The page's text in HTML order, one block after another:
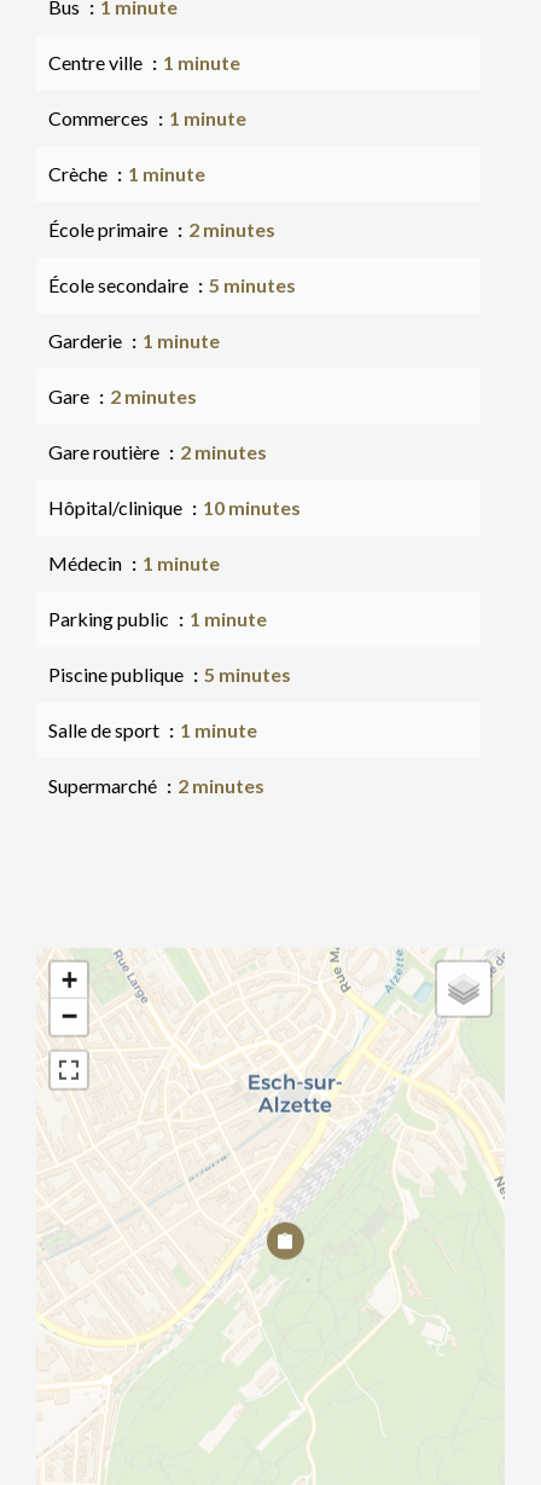
Bus 1 minute
Centre ville 1 minute
Commerces 1 minute
Crèche 1 minute
École primaire 2 minutes
École secondaire 5 minutes
Garderie 1 minute
Gare 2 minutes
Gare routière 2 minutes
Hôpital/clinique 10 minutes
Médecin 1 minute
Parking public 1 minute
Piscine publique 5 minutes
Salle de sport 1 minute
Supermarché 2 minutes
+
−